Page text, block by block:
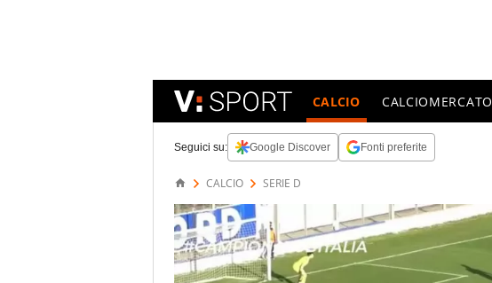
CALCIO CALCIOMERCATO
Seguici su: Google Discover Fonti preferite
CALCIO SERIE D